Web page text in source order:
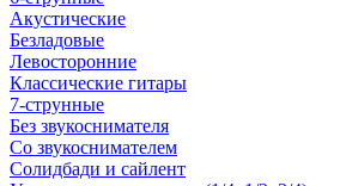
Акустические
Безладовые
Левосторонние
Классические гитары
7-струнные
Без звукоснимателя
Со звукоснимателем
Солидбади и сайлент